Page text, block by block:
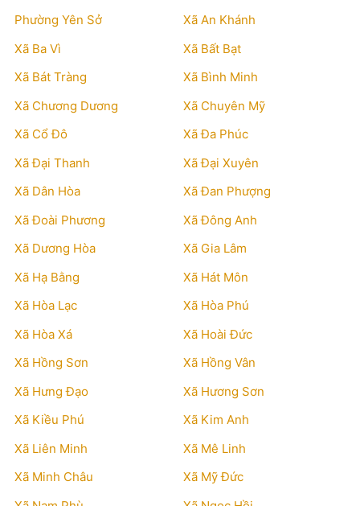
Phường Yên Sở
Xã An Khánh
Xã Ba Vì
Xã Bất Bạt
Xã Bát Tràng
Xã Bình Minh
Xã Chương Dương
Xã Chuyên Mỹ
Xã Cổ Đô
Xã Đa Phúc
Xã Đại Thanh
Xã Đại Xuyên
Xã Dân Hòa
Xã Đan Phượng
Xã Đoài Phương
Xã Đông Anh
Xã Dương Hòa
Xã Gia Lâm
Xã Hạ Bằng
Xã Hát Môn
Xã Hòa Lạc
Xã Hòa Phú
Xã Hòa Xá
Xã Hoài Đức
Xã Hồng Sơn
Xã Hồng Vân
Xã Hưng Đạo
Xã Hương Sơn
Xã Kiều Phú
Xã Kim Anh
Xã Liên Minh
Xã Mê Linh
Xã Minh Châu
Xã Mỹ Đức